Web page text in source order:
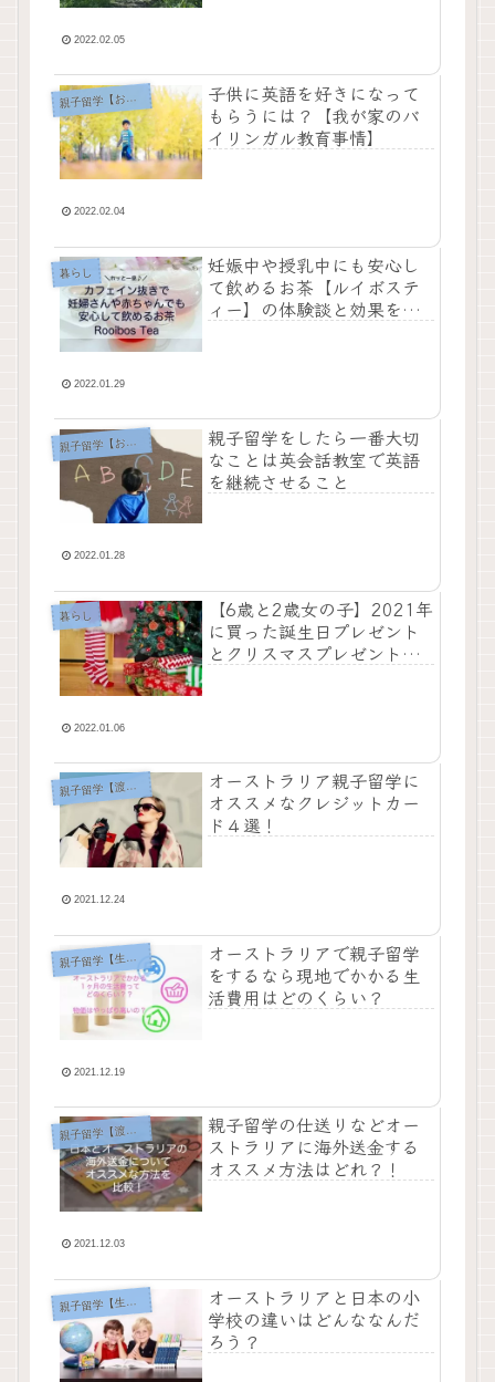
2022.02.05
親子留学【おうち英語】
子供に英語を好きになって
もらうには？【我が家のバ
イリンガル教育事情】
2022.02.04
暮らし
妊娠中や授乳中にも安心し
て飲めるお茶【ルイボステ
ィー】の体験談と効果をご
2022.01.29
親 子留学【おうち英語】
親子留学をしたら一番大切
なことは英会話教室で英語
を継続させること
2022.01.28
暮らし
【6歳と2歳女の子】2021年
に買った誕生日プレゼント
とクリスマスプレゼント
2022.01.06
親
子留学【渡航前】
オーストラリア親子留学に
オススメなクレジットカー
ド４選！
2021.12.24
親
子留学【生活編】
オーストラリアで親子留学
をするなら現地でかかる生
活費用はどのくらい？
2021.12.19
親
子留学【渡航前】
親子留学の仕送りなどオー
ストラリアに海外送金する
オススメ方法はどれ？！
2021.12.03
親
子留学【生活編】
オーストラリアと日本の小
学校の違いはどんななんだ
ろう？